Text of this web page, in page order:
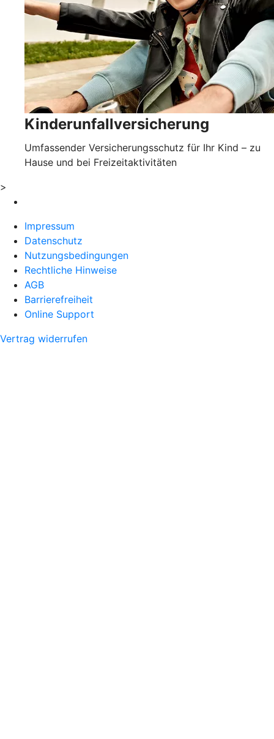
Kinderunfallversicherung
Umfassender Versicherungsschutz für Ihr Kind – zu
Hause und bei Freizeitaktivitäten
>
Impressum
Datenschutz
Nutzungsbedingungen
Rechtliche Hinweise
AGB
Barrierefreiheit
Online Support
Vertrag widerrufen